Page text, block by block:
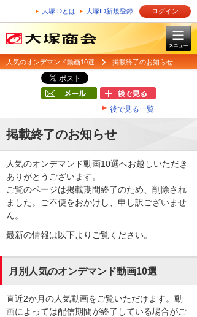
大塚IDとは 大塚ID新規登録 ログイン
人気のオンデマンド動画10選 掲載終了のお知らせ
後で見る一覧
掲載終了のお知らせ
人気のオンデマンド動画10選へお越しいただき
ありがとうございます。
ご覧のページは掲載期間終了のため、削除され
ました。ご不便をおかけし、申し訳ございませ
ん。
最新の情報は以下よりご覧ください。
月別人気のオンデマンド動画10選
直近2か月の人気動画をご覧いただけます。動
画によっては配信期間が終了している場合がご